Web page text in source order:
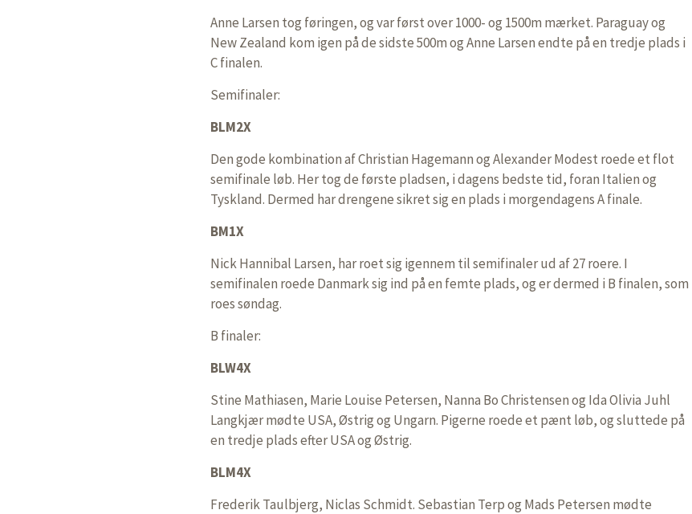
Anne Larsen tog føringen, og var først over 1000- og 1500m mærket. Paraguay og
New Zealand kom igen på de sidste 500m og Anne Larsen endte på en tredje plads i
C finalen.
Semifinaler:
BLM2X
Den gode kombination af Christian Hagemann og Alexander Modest roede et flot
semifinale løb. Her tog de første pladsen, i dagens bedste tid, foran Italien og
Tyskland. Dermed har drengene sikret sig en plads i morgendagens A finale.
BM1X
Nick Hannibal Larsen, har roet sig igennem til semifinaler ud af 27 roere. I
semifinalen roede Danmark sig ind på en femte plads, og er dermed i B finalen, som
roes søndag.
B finaler:
BLW4X
Stine Mathiasen, Marie Louise Petersen, Nanna Bo Christensen og Ida Olivia Juhl
Langkjær mødte USA, Østrig og Ungarn. Pigerne roede et pænt løb, og sluttede på
en tredje plads efter USA og Østrig.
BLM4X
Frederik Taulbjerg, Niclas Schmidt. Sebastian Terp og Mads Petersen mødte